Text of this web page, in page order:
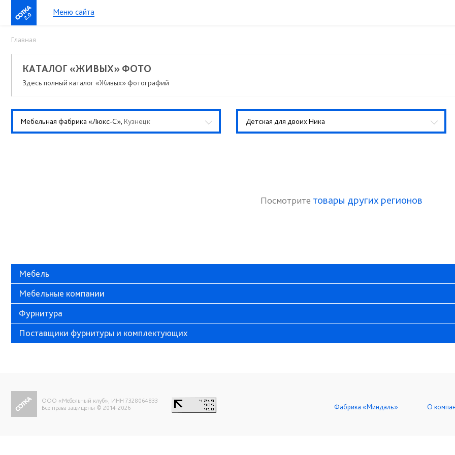
2.0 Меню сайта
Главная
КАТАЛОГ «ЖИВЫХ» ФОТО
Здесь полный каталог «Живых» фотографий
Мебельная фабрика «Люкс-С», Кузнецк Детская для двоих Ника
Посмотрите товары других регионов
Мебель
Мебельные компании
Фурнитура
Поставщики фурнитуры и комплектующих
ООО «Мебельный клуб», ИНН 7328064833
Все права защищены © 2014-2026
Фабрика «Миндаль» О